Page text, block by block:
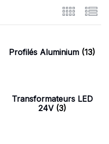
Profilés Aluminium (13)
Transformateurs LED
24V (3)